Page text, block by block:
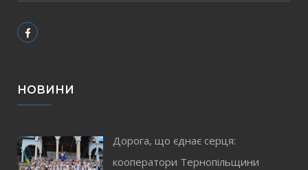
НОВИНИ
Дорога, що єднає серця:
кооператори Тернопільщини